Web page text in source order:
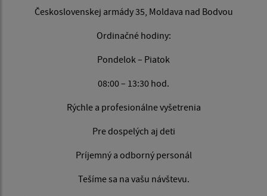
Československej armády 35, Moldava nad Bodvou
Ordinačné hodiny:
Pondelok – Piatok
08:00 – 13:30 hod.
Rýchle a profesionálne vyšetrenia
Pre dospelých aj deti
Príjemný a odborný personál
Tešíme sa na vašu návštevu.